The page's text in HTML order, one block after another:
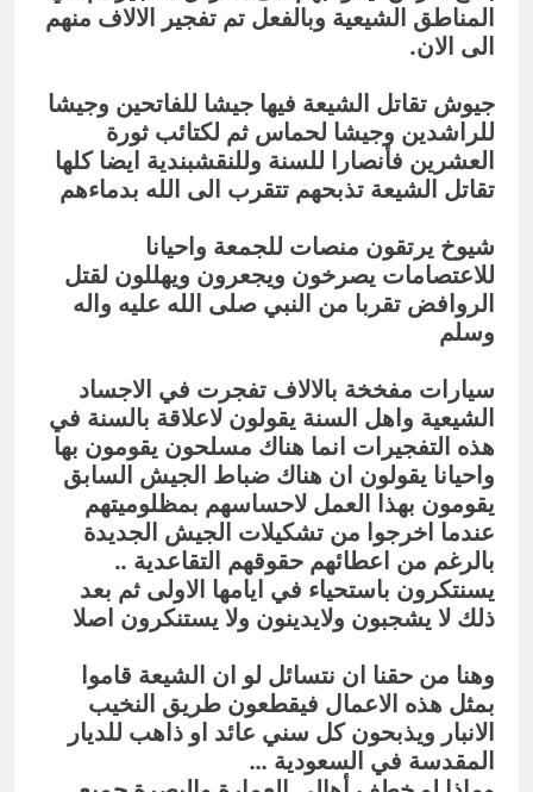
المناطق الشيعية وبالفعل تم تفجير الالاف منهم
الى الان.
جيوش تقاتل الشيعة فيها جيشا للفاتحين وجيشا
للراشدين وجيشا لحماس ثم لكتائب ثورة
العشرين فأنصارا للسنة وللنقشبندية ايضا كلها
تقاتل الشيعة تذبحهم تتقرب الى الله بدماءهم
شيوخ يرتقون منصات للجمعة واحيانا
للاعتصامات يصرخون ويجعرون ويهللون لقتل
الروافض تقربا من النبي صلى الله عليه واله
وسلم
سيارات مفخخة بالالاف تفجرت في الاجساد
الشيعية واهل السنة يقولون لاعلاقة بالسنة في
هذه التفجيرات انما هناك مسلحون يقومون بها
واحيانا يقولون ان هناك ضباط الجيش السابق
يقومون بهذا العمل لاحساسهم بمظلوميتهم
عندما اخرجوا من تشكيلات الجيش الجديدة
بالرغم من اعطائهم حقوقهم التقاعدية ..
يسنتكرون باستحياء في ايامها الاولى ثم بعد
ذلك لا يشجبون ولايدينون ولا يستنكرون اصلا
وهنا من حقنا ان نتسائل لو ان الشيعة قاموا
بمثل هذه الاعمال فيقطعون طريق النخيب
الانبار ويذبحون كل سني عائد او ذاهب للديار
المقدسة في السعودية …